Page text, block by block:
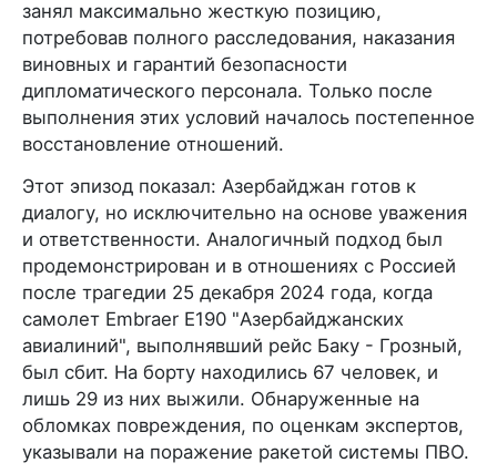
занял максимально жесткую позицию,
потребовав полного расследования, наказания
виновных и гарантий безопасности
дипломатического персонала. Только после
выполнения этих условий началось постепенное
восстановление отношений.
Этот эпизод показал: Азербайджан готов к
диалогу, но исключительно на основе уважения
и ответственности. Аналогичный подход был
продемонстрирован и в отношениях с Россией
после трагедии 25 декабря 2024 года, когда
самолет Embraer E190 "Азербайджанских
авиалиний", выполнявший рейс Баку - Грозный,
был сбит. На борту находились 67 человек, и
лишь 29 из них выжили. Обнаруженные на
обломках повреждения, по оценкам экспертов,
указывали на поражение ракетой системы ПВО.